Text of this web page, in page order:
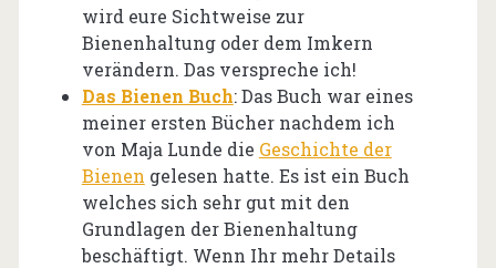
wird eure Sichtweise zur
Bienenhaltung oder dem Imkern
verändern. Das verspreche ich!
Das Bienen Buch: Das Buch war eines
meiner ersten Bücher nachdem ich
von Maja Lunde die Geschichte der
Bienen gelesen hatte. Es ist ein Buch
welches sich sehr gut mit den
Grundlagen der Bienenhaltung
beschäftigt. Wenn Ihr mehr Details